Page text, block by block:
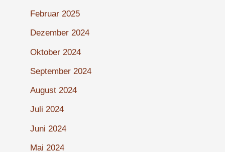
Februar 2025
Dezember 2024
Oktober 2024
September 2024
August 2024
Juli 2024
Juni 2024
Mai 2024